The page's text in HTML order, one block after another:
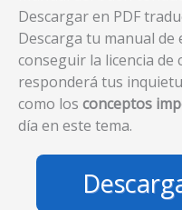
Descargar en PDF
Descarga tu manual
conseguir la licencia de
responderá tus
como los conceptos
día en este tema.